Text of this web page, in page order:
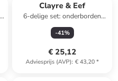
Clayre & Eef
6-delige set: onderborden
groen - Ø 33 cm
-41%
€ 25,12
Adviesprijs (AVP): € 43,20*